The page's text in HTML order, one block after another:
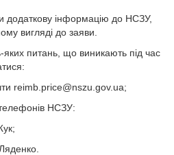
додаткову інформацію до НСЗУ,
вигляді до заяви.
питань, що виникають під час
reimb.price@nszu.gov.ua;
НСЗУ: